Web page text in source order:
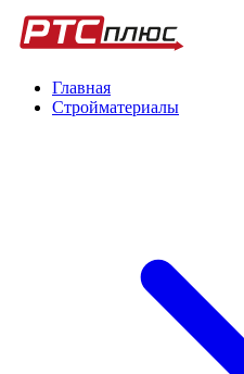
Главная
Стройматериалы